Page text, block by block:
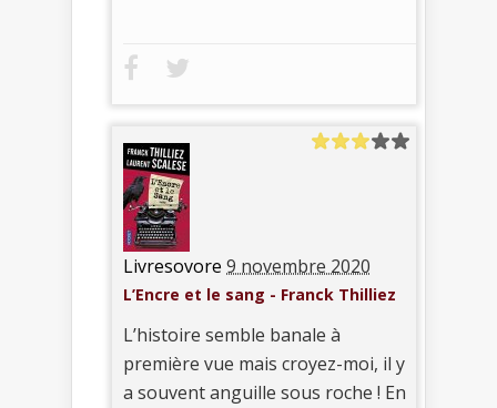
Livresovore 9 novembre 2020
L’Encre et le sang - Franck Thilliez
L’histoire semble banale à
première vue mais croyez-moi, il y
a souvent anguille sous roche ! En